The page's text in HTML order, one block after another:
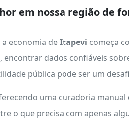
em nossa região de
economia deItapevi começa
dados confiáveis
pública pode ser um
uma curadoria manual
o que precisa com apenas